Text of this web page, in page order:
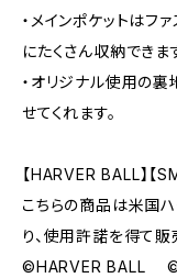
・メインポケットはフ
にたくさん収納できま
・オリジナル使用の
せてくれます。
【HARVER BALL】【
こちらの商品は米国ハ
り、使用許諾を得て販
©HARVER BALL